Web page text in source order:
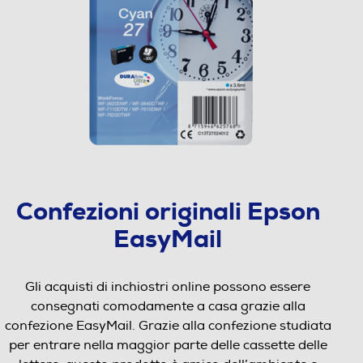
Confezioni originali Epson
EasyMail
Gli acquisti di inchiostri online possono essere
consegnati comodamente a casa grazie alla
confezione EasyMail. Grazie alla confezione studiata
per entrare nella maggior parte delle cassette delle